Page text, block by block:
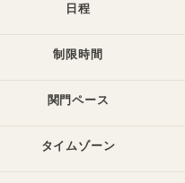
日程
制限時間
関門ペース
タイムゾーン